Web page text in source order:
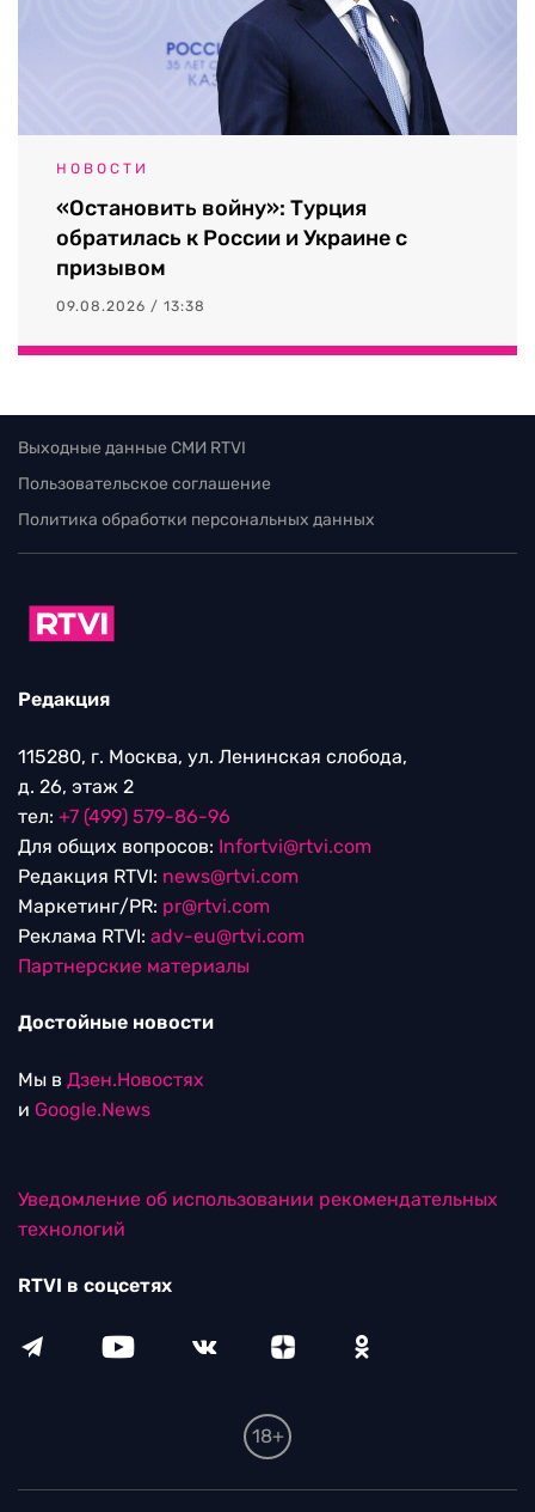
НОВОСТИ
«Остановить войну»: Турция
обратилась к России и Украине с
призывом
09.08.2026 / 13:38
Выходные данные СМИ RTVI
Пользовательское соглашение
Политика обработки персональных данных
Редакция
115280, г. Москва, ул. Ленинская слобода,
д. 26, этаж 2
тел: +7 (499) 579-86-96
Для общих вопросов: Infortvi@rtvi.com
Редакция RTVI: news@rtvi.com
Маркетинг/PR: pr@rtvi.com
Реклама RTVI: adv-eu@rtvi.com
Партнерские материалы
Достойные новости
Мы в Дзен.Новостях
и Google.News
Уведомление об использовании рекомендательных
технологий
RTVI в соцсетях
18+